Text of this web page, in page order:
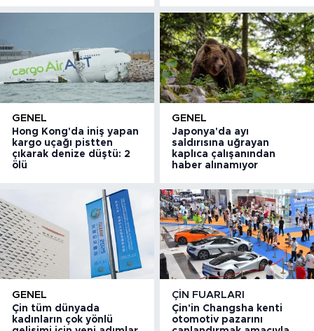
GENEL
Hong Kong'da iniş yapan
kargo uçağı pistten
çıkarak denize düştü: 2
ölü
GENEL
Japonya'da ayı
saldırısına uğrayan
kaplıca çalışanından
haber alınamıyor
GENEL
Çin tüm dünyada
kadınların çok yönlü
ÇIN FUARLARI
Çin'in Changsha kenti
otomotiv pazarını